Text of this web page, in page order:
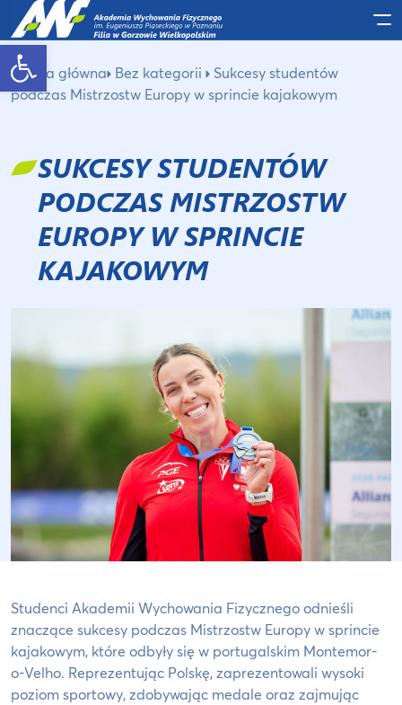
Otwórz pasek narzędzi
Strona główna Bez kategorii
Sukcesy studentów
podczas Mistrzostw Europy w sprincie kajakowym
SUKCESY STUDENTÓW
PODCZAS MISTRZOSTW
EUROPY W SPRINCIE
KAJAKOWYM
Studenci Akademii Wychowania Fizycznego odnieśli
znaczące sukcesy podczas Mistrzostw Europy w sprincie
kajakowym, które odbyły się w portugalskim Montemor-
o-Velho. Reprezentując Polskę, zaprezentowali wysoki
poziom sportowy, zdobywając medale oraz zajmując